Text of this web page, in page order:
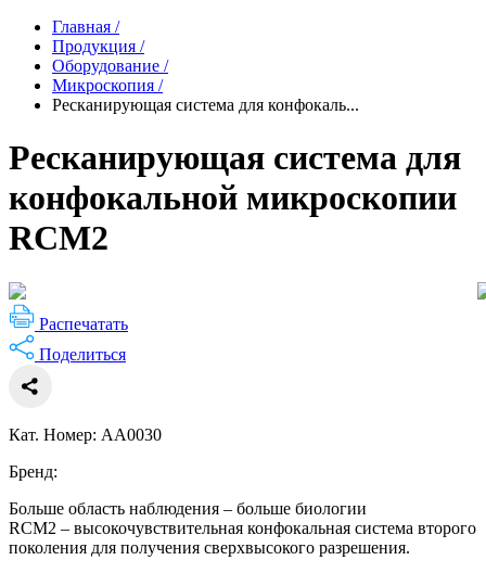
Главная /
Продукция /
Оборудование /
Микроскопия /
Ресканирующая система для конфокаль...
Ресканирующая система для
конфокальной микроскопии
RCM2
Распечатать
Поделиться
Кат. Номер: AA0030
Бренд:
Больше область наблюдения – больше биологии
RCM2 – высокочувствительная конфокальная система второго
поколения для получения сверхвысокого разрешения.